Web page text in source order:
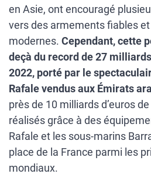
en Asie, ont encouragé
vers des armements fiables et
modernes. Cependant, cette
deçà du record de 27
2022, porté par le
Rafale vendus aux Émirats
près de 10 milliards d’euros
réalisés grâce à des
Rafale et les sous-marins
place de la France parmi les
mondiaux.